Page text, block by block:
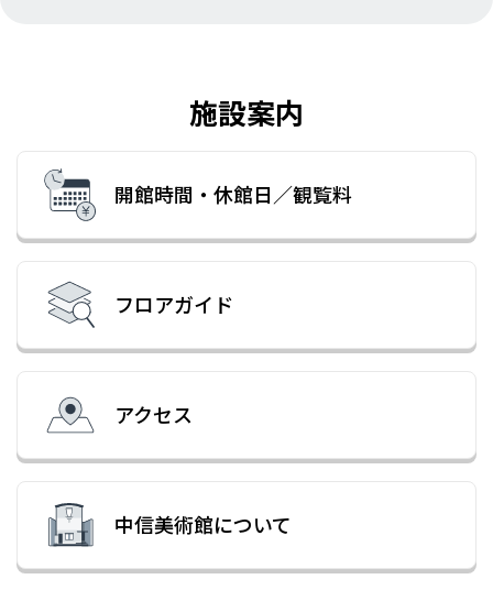
施設案内
開館時間・休館日／観覧料
フロアガイド
アクセス
中信美術館について